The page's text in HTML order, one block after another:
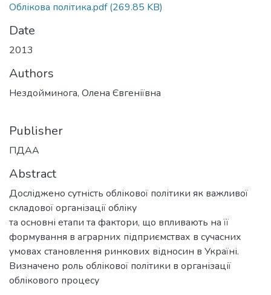
Облікова політика.pdf(269.85 KB)
Date
2013
Authors
Нездойминога, Олена Євгеніївна
Publisher
ПДАА
Abstract
Досліджено сутність облікової політики як важливої
складової організації обліку
та основні етапи та фактори, що впливають на її
формування в аграрних підприємствах в сучасних
умовах становлення ринкових відносин в Україні.
Визначено роль облікової політики в організації
облікового процесу